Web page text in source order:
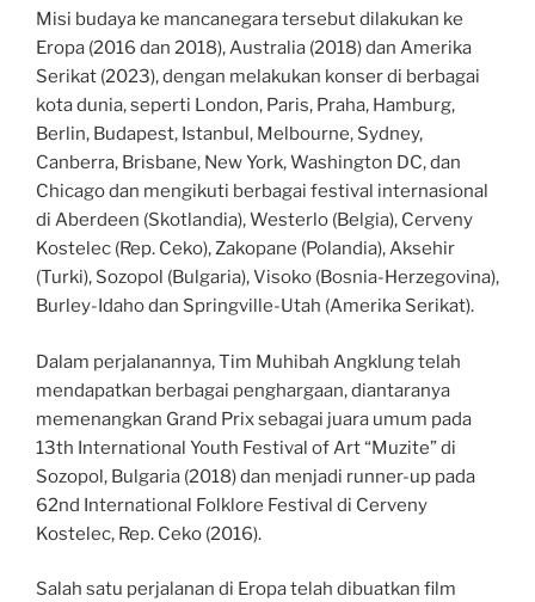
Misi budaya ke mancanegara tersebut dilakukan ke
Eropa (2016 dan 2018), Australia (2018) dan Amerika
Serikat (2023), dengan melakukan konser di berbagai
kota dunia, seperti London, Paris, Praha, Hamburg,
Berlin, Budapest, Istanbul, Melbourne, Sydney,
Canberra, Brisbane, New York, Washington DC, dan
Chicago dan mengikuti berbagai festival internasional
di Aberdeen (Skotlandia), Westerlo (Belgia), Cerveny
Kostelec (Rep. Ceko), Zakopane (Polandia), Aksehir
(Turki), Sozopol (Bulgaria), Visoko (Bosnia-Herzegovina),
Burley-Idaho dan Springville-Utah (Amerika Serikat).
Dalam perjalanannya, Tim Muhibah Angklung telah
mendapatkan berbagai penghargaan, diantaranya
memenangkan Grand Prix sebagai juara umum pada
13th International Youth Festival of Art “Muzite” di
Sozopol, Bulgaria (2018) dan menjadi runner-up pada
62nd International Folklore Festival di Cerveny
Kostelec, Rep. Ceko (2016).
Salah satu perjalanan di Eropa telah dibuatkan film